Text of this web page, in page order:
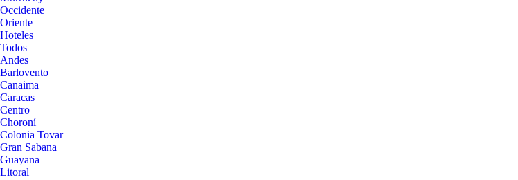
Occidente
Oriente
Hoteles
Todos
Andes
Barlovento
Canaima
Caracas
Centro
Choroní
Colonia Tovar
Gran Sabana
Guayana
Litoral